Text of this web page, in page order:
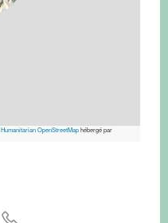
Humanitarian OpenStreetMaphébergé par